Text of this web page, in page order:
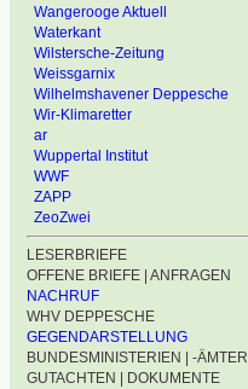
Wangerooge Aktuell
Waterkant
Wilstersche-Zeitung
Weissgarnix
Wilhelmshavener Deppesche
Wir-Klimaretter
ar
Wuppertal Institut
WWF
ZAPP
ZeoZwei
LESERBRIEFE
OFFENE BRIEFE | ANFRAGEN
NACHRUF
WHV DEPPESCHE
GEGENDARSTELLUNG
BUNDESMINISTERIEN | -ÄMTER
GUTACHTEN | DOKUMENTE